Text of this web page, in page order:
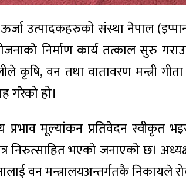
उत्पादकहरुको संस्था नेपाल
निर्माण कार्य तत्काल सुरु
कृषि, वन तथा वातावरण मन्त्री
गरेको हो।
प्रभाव मूल्यांकन प्रतिवेदन स्वीकृत
निरुत्साहित भएको जनाएको छ।
वन मन्त्रालयअन्तर्गतकै निकायले